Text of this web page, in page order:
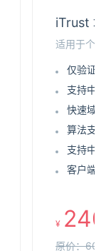
iTrust
适用于个
仅验证
支持中
快速域
算法支
支持中
客户端
¥ 240
原价：